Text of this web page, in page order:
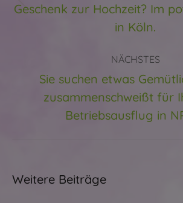
Vorheriger
Beitrag:
Geschenk zur Hochzeit? Im
in Köln.
NÄCHSTES
Nächster
Beitrag:
Sie suchen etwas
zusammenschweißt für
Betriebsausflug in
Weitere Beiträge